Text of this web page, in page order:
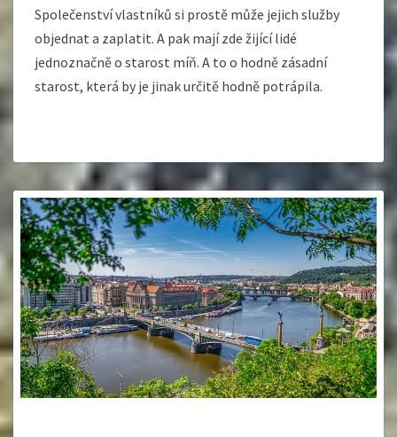
Společenství vlastníků si prostě může jejich služby
objednat a zaplatit. A pak mají zde žijící lidé
jednoznačně o starost míň. A to o hodně zásadní
starost, která by je jinak určitě hodně potrápila.